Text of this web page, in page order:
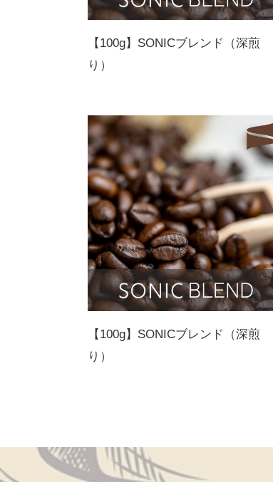
【100g】SONICブレンド（深煎
り）
【100g】SONICブレンド（深煎
り）